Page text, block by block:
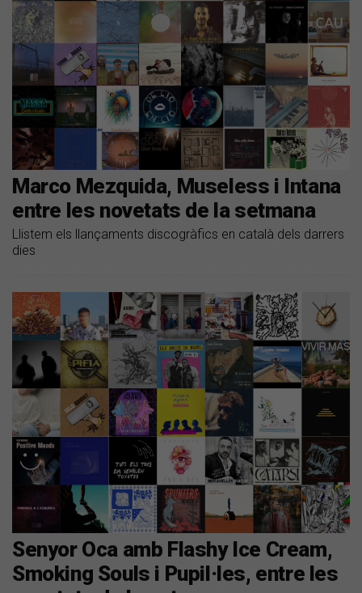
Marco Mezquida, Museless i Intana
entre les novetats de la setmana
Llistem els llançaments discogràfics en català dels darrers
dies
Senyor Oca amb Flashy Ice Cream,
Smoking Souls i Pupil·les, entre les